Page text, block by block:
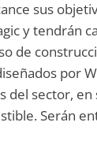
sus
y tendrán
de
por
sector, en
Serán